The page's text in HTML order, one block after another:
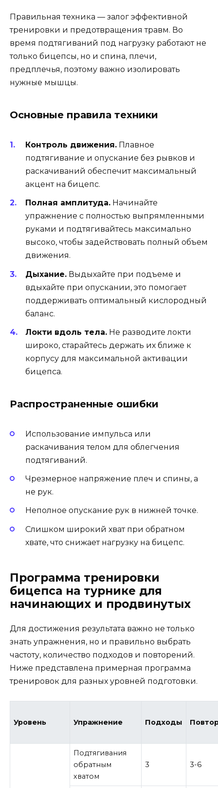
Правильная техника — залог эффективной
тренировки и предотвращения травм. Во
время подтягиваний под нагрузку работают не
только бицепсы, но и спина, плечи,
предплечья, поэтому важно изолировать
нужные мышцы.
Основные правила техники
Контроль движения. Плавное
подтягивание и опускание без рывков и
раскачиваний обеспечит максимальный
акцент на бицепс.
Полная амплитуда. Начинайте
упражнение с полностью выпрямленными
руками и подтягивайтесь максимально
высоко, чтобы задействовать полный объем
движения.
Дыхание. Выдыхайте при подъеме и
вдыхайте при опускании, это помогает
поддерживать оптимальный кислородный
баланс.
Локти вдоль тела. Не разводите локти
широко, старайтесь держать их ближе к
корпусу для максимальной активации
бицепса.
Распространенные ошибки
Использование импульса или
раскачивания телом для облегчения
подтягиваний.
Чрезмерное напряжение плеч и спины, а
не рук.
Неполное опускание рук в нижней точке.
Слишком широкий хват при обратном
хвате, что снижает нагрузку на бицепс.
Программа тренировки
бицепса на турнике для
начинающих и продвинутых
Для достижения результата важно не только
знать упражнения, но и правильно выбрать
частоту, количество подходов и повторений.
Ниже представлена примерная программа
тренировок для разных уровней подготовки.
Уровень Упражнение Подходы
Подтягивания
обратным
хватом
3 3-6